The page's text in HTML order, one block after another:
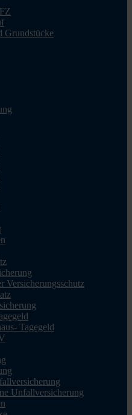
Grundstücke
Versicherungsschutz
Tagegeld
Unfallversicherung